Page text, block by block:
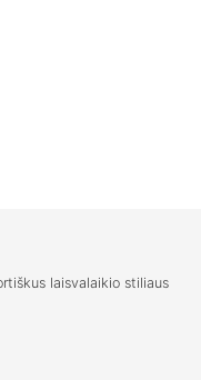
laisvalaikio stiliaus